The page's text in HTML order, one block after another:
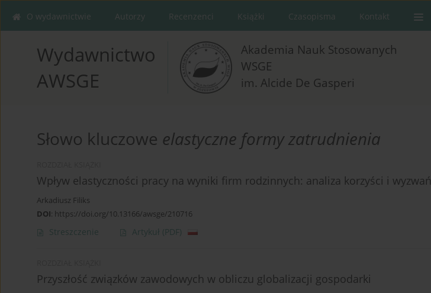
O wydawnictwie Autorzy Recenzenci Książki Czasopisma Kontakt
Wydawnictwo
AWSGE
Akademia Nauk Stosowanych
WSGE
im. Alcide De Gasperi
Słowo kluczowe elastyczne formy zatrudnienia
Wpływ elastyczności pracy na wyniki firm rodzinnych: analiza korzyści i wyzwań
Arkadiusz Filiks
DOI: https://doi.org/10.13166/awsge/210716
Streszczenie Artykuł (PDF)
Przyszłość związków zawodowych w obliczu globalizacji gospodarki